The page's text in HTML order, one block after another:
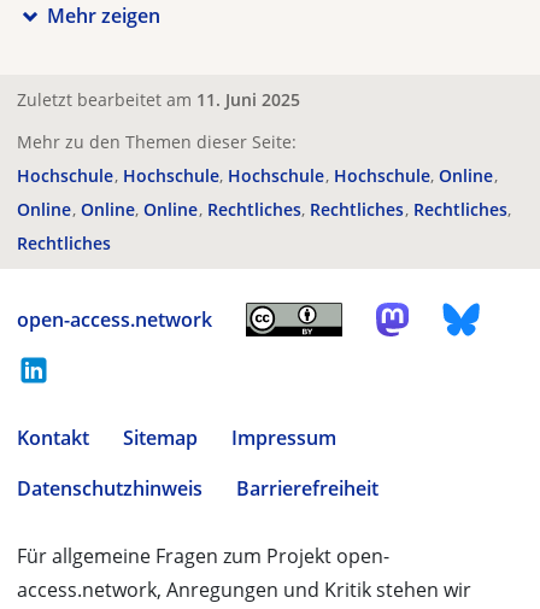
Mehr zeigen
Zuletzt bearbeitet am 11. Juni 2025
Mehr zu den Themen dieser Seite:
Hochschule Hochschule Hochschule Hochschule Online
Online Online Online Rechtliches Rechtliches Rechtliches
Rechtliches
open-access.network
Kontakt Sitemap
Impressum
Datenschutzhinweis
Barrierefreiheit
Für allgemeine Fragen zum Projekt open-
access.network, Anregungen und Kritik stehen wir